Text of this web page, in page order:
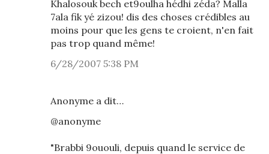
Khalosouk bech et9oulha hédhi zéda? Malla
7ala fik yé zizou! dis des choses crédibles au
moins pour que les gens te croient, n'en fait
pas trop quand même!
6/28/2007 5:38 PM
Anonyme a dit…
@anonyme
"Brabbi 9ououli, depuis quand le service de